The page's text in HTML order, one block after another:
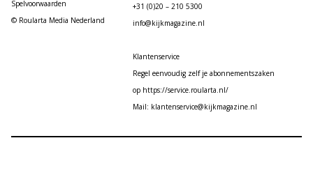
Spelvoorwaarden
© Roularta Media Nederland
+31 (0)20 – 210 5300
info@kijkmagazine.nl
Klantenservice
Regel eenvoudig zelf je abonnementszaken
op https://service.roularta.nl/
Mail: klantenservice@kijkmagazine.nl